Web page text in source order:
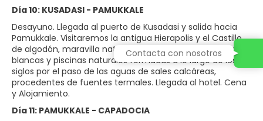
Día 10: KUSADASI - PAMUKKALE
Desayuno. Llegada al puerto de Kusadasi y salida hacia
Pamukkale. Visitaremos la antigua Hierapolis y el Castillo
de algodón, maravilla natural de gigantescas cascadas
blancas y piscinas naturales formadas a lo largo de los
siglos por el paso de las aguas de sales calcáreas,
procedentes de fuentes termales. Llegada al hotel. Cena
y Alojamiento.
Día 11: PAMUKKALE - CAPADOCIA
Contacta con nosotros